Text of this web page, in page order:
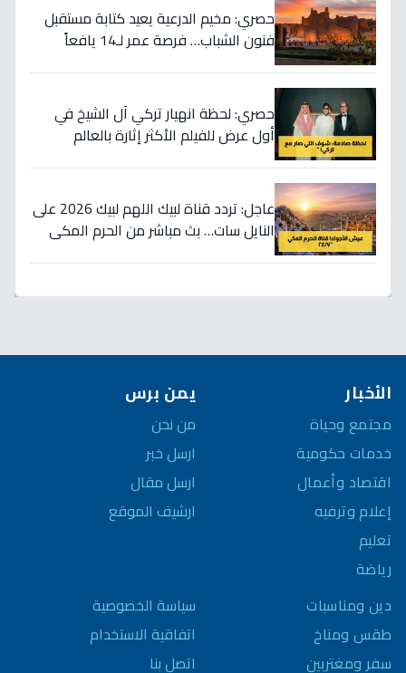
حصري: مخيم الدرعية يعيد كتابة مستقبل
فنون الشباب… فرصة عمر لـ14 يافعاً
حصري: لحظة انهيار تركي آل الشيخ في
أول عرض للفيلم الأكثر إثارة بالعالم
عاجل: تردد قناة لبيك اللهم لبيك 2026 على
النايل سات… بث مباشر من الحرم المكي
الأخبار
مجتمع وحياة
خدمات حكومية
اقتصاد وأعمال
إعلام وترفيه
تعليم
رياضة
دين ومناسبات
طقس ومناخ
سفر ومغتربين
يمن برس
من نحن
ارسل خبر
ارسل مقال
ارشيف الموقع
سياسة الخصوصية
اتفاقية الاستخدام
اتصل بنا